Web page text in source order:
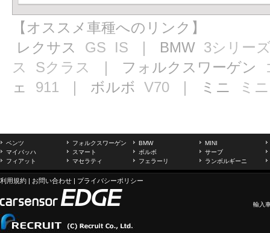
【オススメ車種へのリンク】
レクサス GS IS ｜ BMW 3シリー
ス
Sクラス ｜ フォルクスワーゲン
ェ 911 ｜ ボルボ V70 ｜ ミニ ミニ
ベンツ フォルクスワーゲン BMW
MINI
マイバッハ
スマート ボルボ
サーブ
フィアット
マセラティ フェラーリ ランボルギーニ
利用規約 | お問い合わせ | プライバシーポリシー
輸入